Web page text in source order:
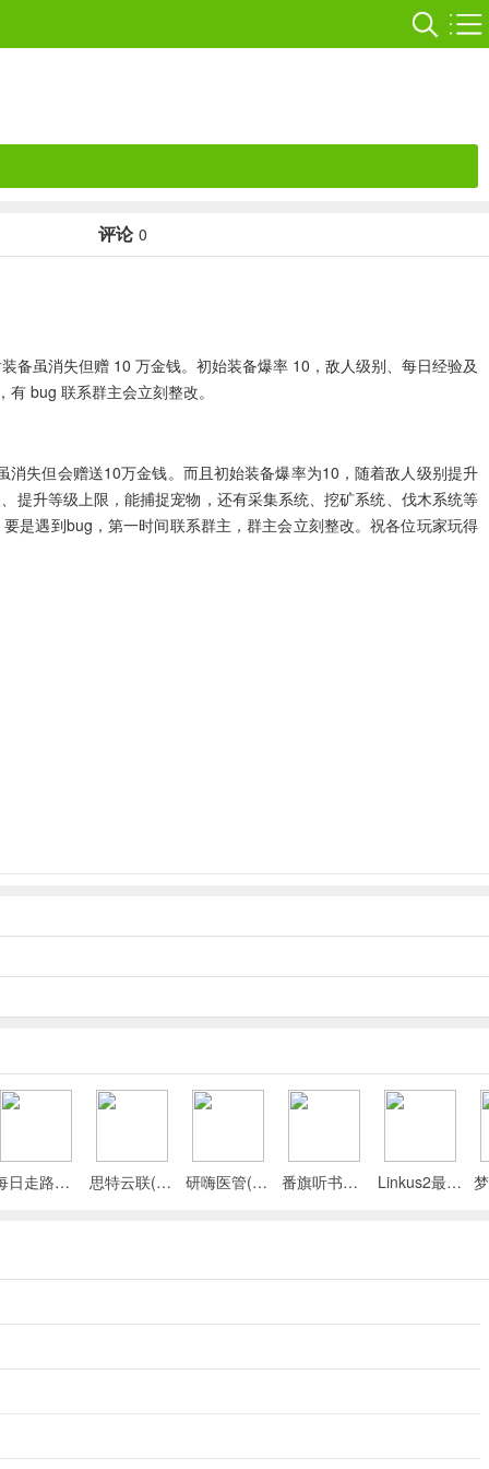
评论 0
备虽消失但赠 10 万金钱。初始装备爆率 10，敌人级别、每日经验及
bug 联系群主会立刻整改。
失但会赠送10万金钱。而且初始装备爆率为10，随着敌人级别提升
提升等级上限，能捕捉宠物，还有采集系统、挖矿系统、伐木系统等
是遇到bug，第一时间联系群主，群主会立刻整改。祝各位玩家玩得
每日走路计步(运动健康记录) 思特云联(视频监控应用) 研嗨医管(医院管理平台) 番旗听书免费畅听(听书软件) Linkus2最新手机版